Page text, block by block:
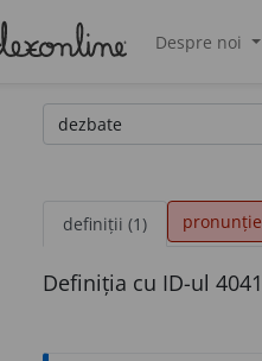
Despre noi
definiții (1) pronunție
Definiția cu ID-ul